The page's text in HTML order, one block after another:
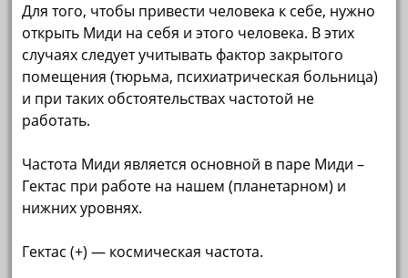
Для того, чтобы привести человека к себе, нужно
открыть Миди на себя и этого человека. В этих
случаях следует учитывать фактор закрытого
помещения (тюрьма, психиатрическая больница)
и при таких обстоятельствах частотой не
работать.
Частота Миди является основной в паре Миди –
Гектас при работе на нашем (планетарном) и
нижних уровнях.
Гектас (+) — космическая частота.